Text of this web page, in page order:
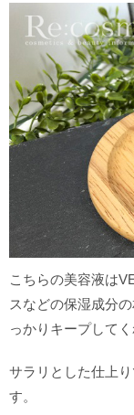
こちらの美容液は
スなどの保湿成分
っかりキープしてく
サラリとした仕上
す。